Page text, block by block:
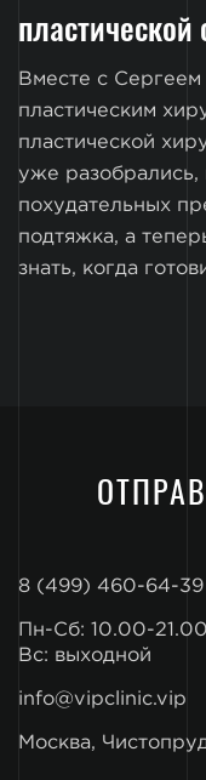
Вместе с Сергеем
пластическим
пластической
уже разобрались,
похудательных
подтяжка, а
знать, когда
8 (499) 460-64-39
Пн-Сб: 10.00-21.00
Вс: выходной
info@vipclinic.vip
Москва,